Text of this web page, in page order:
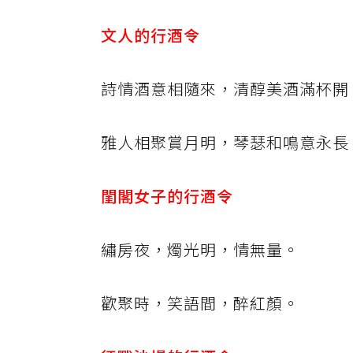
文人的行酒令
詩情酒意相隨來，清醇美酒滿杯
雅人相聚賞月明，琴瑟和鳴意永
閨閣女子的行酒令
繡房夜，燭光明，情無量。
歡聚時，笑語間，醉紅顏。